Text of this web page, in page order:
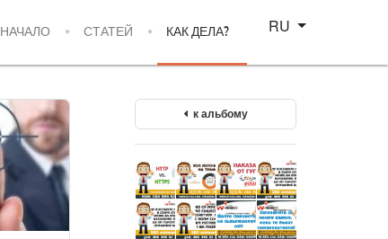
НАЧАЛО СТАТЕЙ КАК ДЕЛА?
Select your language
RU
к альбому